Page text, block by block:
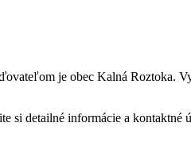
je obec Kalná Roztoka.
si detailné informácie a kontaktné